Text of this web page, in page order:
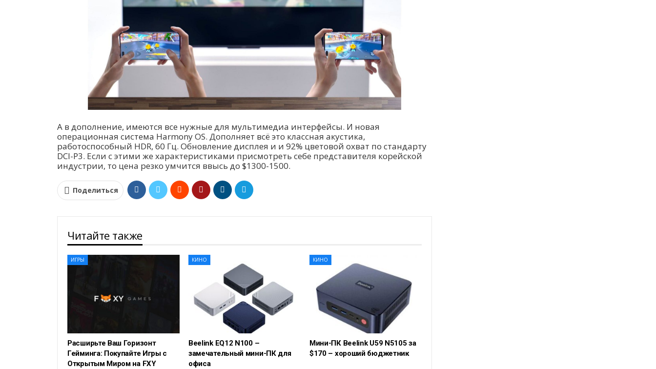
А в дополнение, имеются все нужные для мультимедиа интерфейсы. И новая
операционная система Harmony OS. Дополняет всё это классная акустика,
работоспособный HDR, 60 Гц. Обновление дисплея и и 92% цветовой охват по стандарту
DCI-P3. Если с этими же характеристиками присмотреть себе представителя корейской
индустрии, то цена резко умчится ввысь до $1300-1500.
Поделиться
Читайте также
ИГРЫ
Расширьте Ваш Горизонт
Гейминга: Покупайте Игры с
Открытым Миром на FXY
КИНО
Beelink EQ12 N100 –
замечательный мини-ПК для
офиса
КИНО
Мини-ПК Beelink U59 N5105 за
$170 – хороший бюджетник